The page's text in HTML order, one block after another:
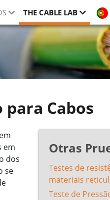
THE CABLE LAB
Cabos
em
dos
se
Otras
Testes de
materiais
Teste de